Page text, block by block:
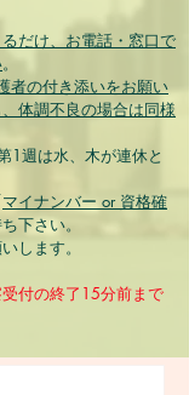
だけ、お電話・窓口で
。
者の付き添いをお願い
体調不良の場合は同様
第1週は水、木が連休と
マイナンバー or 資格確
下さい。
します。
付の終了15分前まで